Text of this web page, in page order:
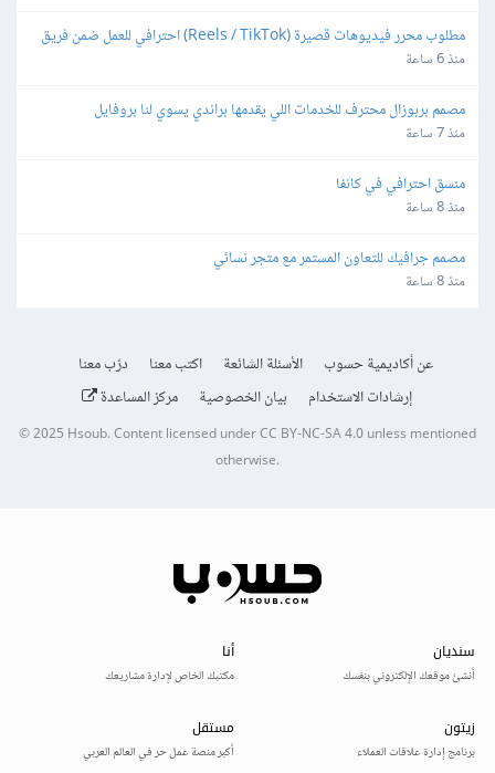
بشكل دوري
منذ 6 ساعة
مصمم بربوزال محترف للخدمات اللي يقدمها براندي يسوي لنا بروفايل
منذ 7 ساعة
منسق احترافي في كانفا
منذ 8 ساعة
مصمم جرافيك للتعاون المستمر مع متجر نسائي
منذ 8 ساعة
عن أكاديمية حسوب الأسئلة الشائعة اكتب معنا
درّب معنا
إرشادات الاستخدام
بيان الخصوصية مركز المساعدة
© 2025 Hsoub.Content licensed underCC BY-NC-SA 4.0unless mentioned
otherwise.